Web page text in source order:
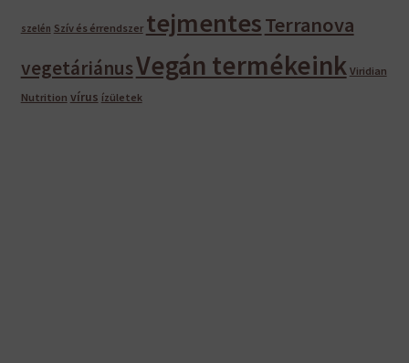
szelén Szív és érrendszer tejmentesTerranova
vegetáriánusVegán termékeink Viridian
Nutrition vírus ízületek